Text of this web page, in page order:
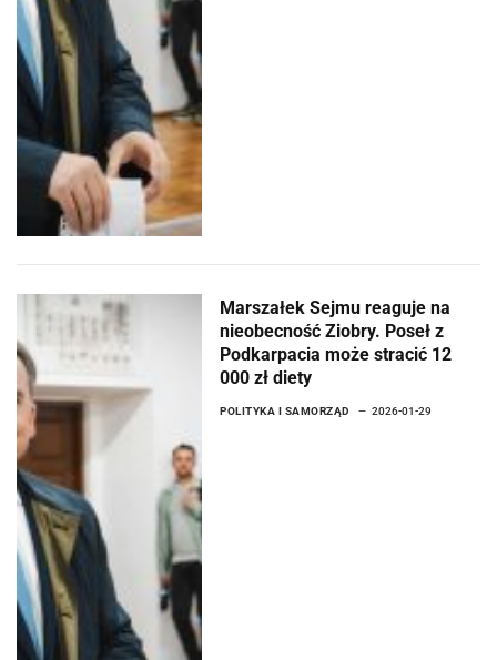
Marszałek Sejmu reaguje na
nieobecność Ziobry. Poseł z
Podkarpacia może stracić 12
000 zł diety
POLITYKA I SAMORZĄD 2026-01-29